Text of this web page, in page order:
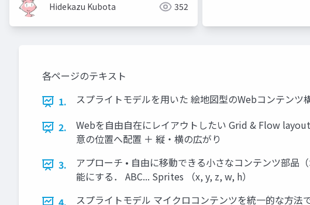
Hidekazu Kubota 352
各ページのテキスト
1.
スプライトモデルを用いた 絵地図型のWebコンテンツ
2.
Webを自由自在にレイアウトしたい Grid & Flow
意の位置へ配置 ＋ 縦・横の広がり
3.
アプローチ • 自由に移動できる小さなコンテンツ部品
能にする． ABC... Sprites （x, y, z, w, h）
4.
スプライトモデル マイクロコンテンツを統一的な方